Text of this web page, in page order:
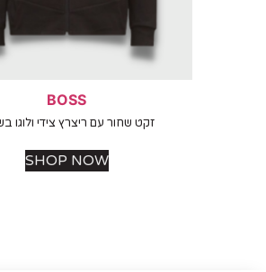
BOSS
זקט שחור עם ריצרץ צידי ולוגו
SHOP NOW